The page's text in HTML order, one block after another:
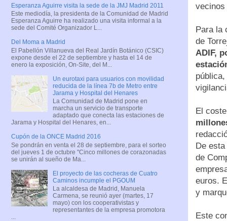
vecinos
Para la
de
ADIF,
El
De
de
euros.
y
Este
Esperanza Aguirre visita la sede de la JMJ Madrid 2011
Este mediodía, la presidenta de la Comunidad de Madrid
Esperanza Aguirre ha realizado una visita informal a la
sede del Comité Organizador L...
Del Moma a Madrid
El Pabellón Villanueva del Real Jardín Botánico (CSIC)
expone desde el 22 de septiembre y hasta el 14 de
enero la exposición, On-Site, del M...
Un eurotaxi para usuarios con movilidad
reducida de la línea 7b de Metro entre
Jarama y Hospital del Henares
La Comunidad de Madrid pone en
marcha un servicio de transporte
adaptado que conecta las estaciones de
Jarama y Hospital del Henares, en...
Cupón de la ONCE Madrid 2016
Se pondrán en venta el 28 de septiembre, para el sorteo
del jueves 1 de octubre "Cinco millones de corazonadas
se unirán al sueño de Ma...
El proyecto de las cocheras de Cuatro
Caminos incumple el PGOUM
La alcaldesa de Madrid, Manuela
Carmena, se reunió ayer (martes, 17
mayo) con los cooperativistas y
representantes de la empresa promotora
...